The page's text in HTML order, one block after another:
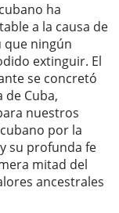
ha
a la causa de
que ningún
extinguir. El
se concretó
de Cuba,
nuestros
por la
su profunda fe
mitad del
ancestrales